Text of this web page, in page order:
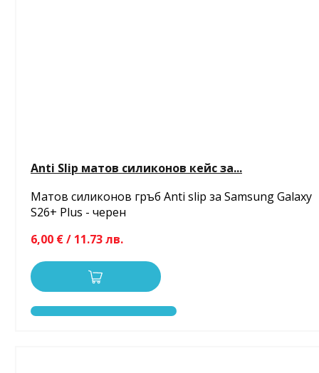
Anti Slip матов силиконов кейс за...
Матов силиконов гръб Anti slip за Samsung Galaxy
S26+ Plus - черен
6,00 € / 11.73 лв.